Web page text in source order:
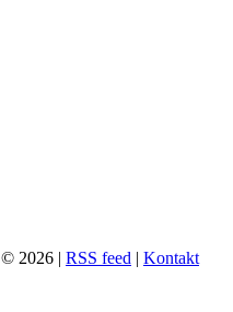
© 2026 | RSS feed | Kontakt